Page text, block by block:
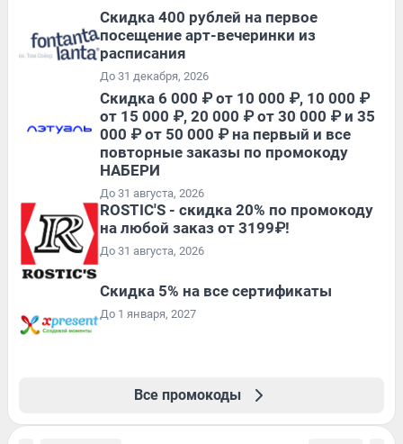
Cкидка 400 рублей на первое
посещение арт-вечеринки из
расписания
До 31 декабря, 2026
Скидка 6 000 ₽ от 10 000 ₽, 10 000 ₽
от 15 000 ₽, 20 000 ₽ от 30 000 ₽ и 35
000 ₽ от 50 000 ₽ на первый и все
повторные заказы по промокоду
НАБЕРИ
До 31 августа, 2026
ROSTIC'S - скидка 20% по промокоду
на любой заказ от 3199₽!
До 31 августа, 2026
Скидка 5% на все сертификаты
До 1 января, 2027
Все промокоды